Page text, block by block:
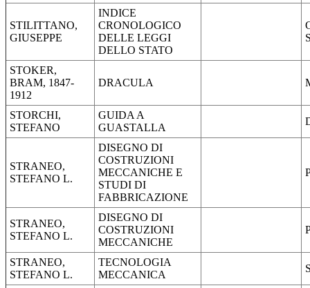
STILITTANO,
GIUSEPPE
INDICE
CRONOLOGICO
DELLE LEGGI
DELLO STATO
STOKER,
BRAM, 1847-
1912
DRACULA
STORCHI,
STEFANO
GUIDA A
GUASTALLA
STRANEO,
STEFANO L.
DISEGNO DI
COSTRUZIONI
MECCANICHE E
STUDI DI
FABBRICAZIONE
STRANEO,
STEFANO L.
DISEGNO DI
COSTRUZIONI
MECCANICHE
STRANEO,
STEFANO L.
TECNOLOGIA
MECCANICA